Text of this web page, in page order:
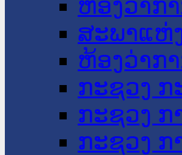
ຫ້ອງວ່າກ
ສະພາແຫ່
ຫ້ອງວ່າກ
ກະຊວງ
ກະຊວງ ກ
ກະຊວງ ກ